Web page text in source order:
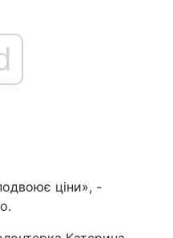
ціни», -